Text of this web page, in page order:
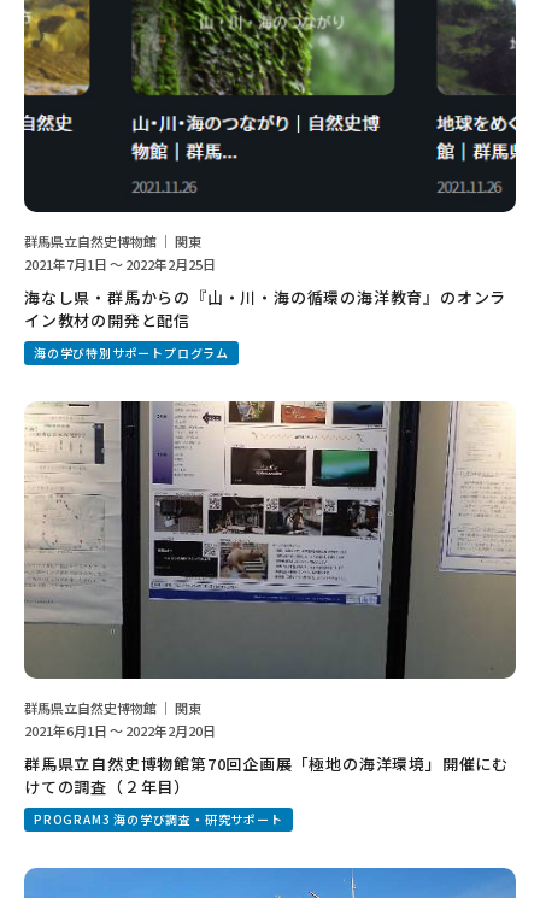
群馬県立自然史博物館 ｜ 関東
2021年7月1日 ～ 2022年2月25日
海なし県・群馬からの『山・川・海の循環の海洋教育』のオンラ
イン教材の開発と配信
海の学び特別サポートプログラム
群馬県立自然史博物館 ｜ 関東
2021年6月1日 ～ 2022年2月20日
群馬県立自然史博物館第70回企画展「極地の海洋環境」開催にむ
けての調査（２年目）
PROGRAM3 海の学び調査・研究サポート